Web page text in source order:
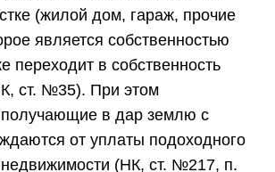
(жилой дом, гараж, прочие
является собственностью
переходит в собственность
ст. №35). При этом
получающие в дар землю с
от уплаты подоходного
недвижимости (НК, ст. №217, п.